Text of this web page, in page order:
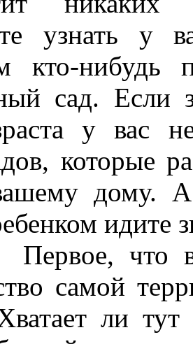
узнать у
кто-нибудь
сад. Если
у вас
которые
дому.
идите
что вы
самой
ли